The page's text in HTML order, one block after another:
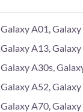
Galaxy A01,
Galaxy A13,
Galaxy A30s,
Galaxy A52,
Galaxy A70,